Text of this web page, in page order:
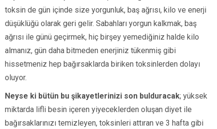
toksin de gün içinde size yorgunluk, baş ağrısı, kilo ve enerji
düşüklüğü olarak geri gelir. Sabahları yorgun kalkmak, baş
ağrısı ile günü geçirmek, hiç birşey yemediğiniz halde kilo
almanız, gün daha bitmeden enerjiniz tükenmiş gibi
hissetmeniz hep bağırsaklarda biriken toksinlerden dolayı
oluyor.
Neyse ki bütün bu şikayetlerinizi son bulduracak; yüksek
miktarda lifli besin içeren yiyeceklerden oluşan diyet ile
bağırsaklarınızı temizleyen, toksinleri attıran ve 3 hafta gibi